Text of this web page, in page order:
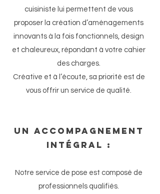
cuisiniste lui permettent de vous
proposer la création d’aménagements
innovants à la fois fonctionnels, design
et chaleureux, répondant à votre cahier
des charges.
Créative et à l’écoute, sa priorité est de
vous offrir un service de qualité.
UN ACCOMPAGNEMENT
intégral :
Notre service de pose est composé de
professionnels qualifiés.